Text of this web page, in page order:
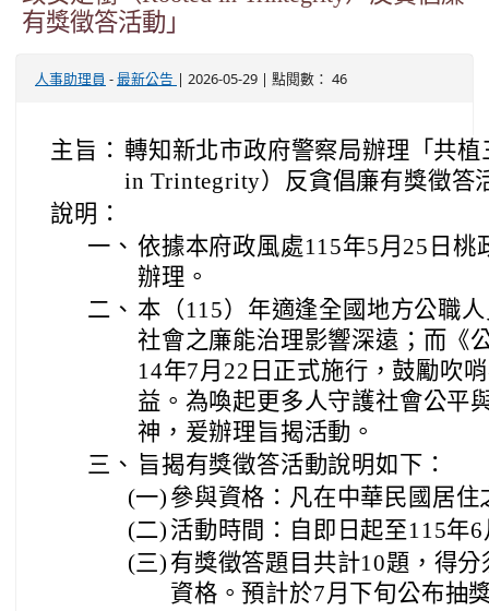
有獎徵答活動」
人事助理員 - 最新公告 | 2026-05-29 | 點閱數： 46
主旨： 轉知新北市政府警察局辦理「共
in Trintegrity）反貪倡廉有獎徵答
說明：
一、 依據本府政風處115年5月25日桃
辦理。
二、 本（115）年適逢全國地方公職
社會之廉能治理影響深遠；而《
14年7月22日正式施行，鼓勵吹
益。為喚起更多人守護社會公平
神，爰辦理旨揭活動。
三、 旨揭有獎徵答活動說明如下：
(一) 參與資格：凡在中華民國居
(二) 活動時間：自即日起至115年
(三) 有獎徵答題目共計10題，得
資格。預計於7月下旬公布抽